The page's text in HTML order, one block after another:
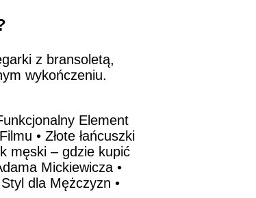
z bransoletą,
wykończeniu.
Element
• Złote łańcuszki
męski – gdzie kupić
Mickiewicza •
dla Mężczyzn •